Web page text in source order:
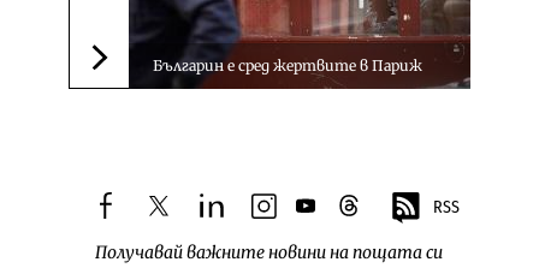
Следваща новина
Българин е сред жертвите в Париж
facebooktwitterlinkedininstagram
youtubethreads RSS
Получавай важните новини на пощата си